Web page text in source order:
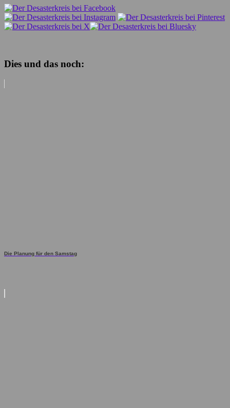
Dies und das noch:
Die Planung für den Samstag